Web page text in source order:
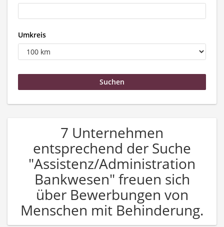
Umkreis
7 Unternehmen
entsprechend der Suche
"Assistenz/Administration
Bankwesen" freuen sich
über Bewerbungen von
Menschen mit Behinderung.